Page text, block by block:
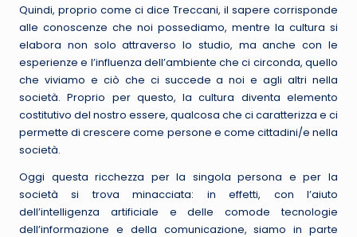
Quindi, proprio come ci dice Treccani, il sapere corrisponde
alle conoscenze che noi possediamo, mentre la cultura si
elabora non solo attraverso lo studio, ma anche con le
esperienze e l’influenza dell’ambiente che ci circonda, quello
che viviamo e ciò che ci succede a noi e agli altri nella
società. Proprio per questo, la cultura diventa elemento
costitutivo del nostro essere, qualcosa che ci caratterizza e ci
permette di crescere come persone e come cittadini/e nella
società.
Oggi questa ricchezza per la singola persona e per la
società si trova minacciata: in effetti, con l’aiuto
dell’intelligenza artificiale e delle comode tecnologie
dell’informazione e della comunicazione, siamo in parte